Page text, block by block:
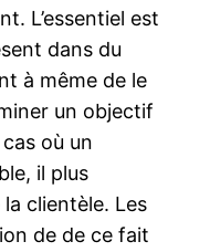
L’essentiel est
dans du
à même de le
un objectif
cas où un
il plus
la clientèle. Les
de de ce fait